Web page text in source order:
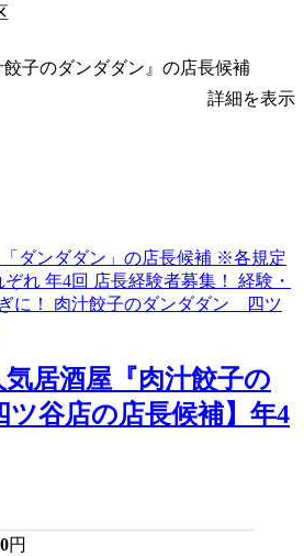
餃子のダンダダン』の店長候補
詳細を表示
気居酒屋『肉汁餃子の
ツ谷店の店長候補】年4
円